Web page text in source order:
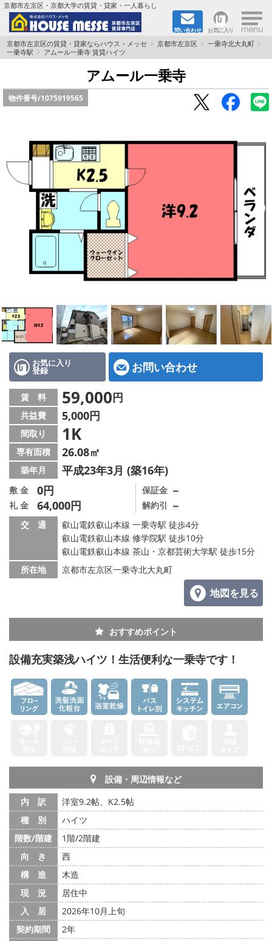
京都市左京区・京都大学の賃貸・貸家・一人暮らし
問い合わせ お気に入り ×
TOPページ
地域から検索
書類DL & 入居者さまへ
家族で住むならマンション？賃家？
一人暮らしの物件特集
ペット相談OKの賃貸！
特選物件
ハウスメーカー施工特集！
路線·駅から探す
IT重説について
スタッフ紹介
賃貸管理の北白川店
店舗情報·アクセス
会社概要
メールでお問い合わせ
京都市左京区の賃貸・貸家ならハウス・メッセ 京都市左京区
一乗寺北大丸町
一乗寺駅
アムール一乗寺 賃貸ハイツ
アムール一乗寺
物件番号/1075919565
お気に入り
登録 お問い合わせ
賃 料 59,000円
共益費 5,000円
間取り 1K
専有面積 26.08㎡
築年月 平成23年3月 (築16年)
敷 金 0円
礼 金 64,000円
保証金 －
解約引 －
交 通
叡山電鉄叡山本線 一乗寺駅 徒歩4分
叡山電鉄叡山本線 修学院駅 徒歩10分
叡山電鉄叡山本線 茶山・京都芸術大学駅 徒歩15分
所在地
京都市左京区一乗寺北大丸町
地図を見る
おすすめポイント
設備充実築浅ハイツ！生活便利な一乗寺です！
設備・周辺情報など
内 訳
洋室9.2帖、K2.5帖
種 別
ハイツ
階数/階建
1階/2階建
向 き
西
構 造
木造
現 況
居住中
入 居
2026年10月上旬
契約期間
2年